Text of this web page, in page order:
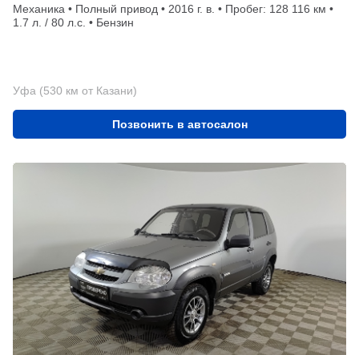
Механика • Полный привод • 2016 г. в. • Пробег: 128 116 км •
1.7 л. / 80 л.с. • Бензин
Уфа (530 км от Казани)
Позвонить в автосалон